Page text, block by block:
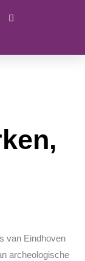
van Eindhoven
archeologische